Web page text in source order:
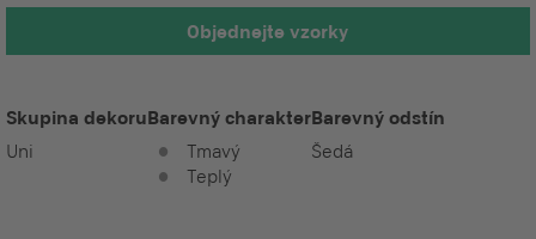
Objednejte vzorky
Skupina dekoru
Uni
Barevný charakter
Tmavý
Teplý
Barevný odstín
Šedá